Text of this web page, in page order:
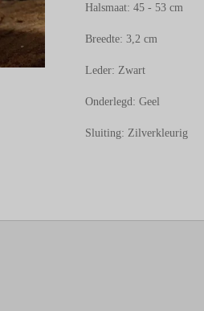
Halsmaat: 45 - 53 cm
Breedte: 3,2 cm
Leder: Zwart
Onderlegd: Geel
Sluiting: Zilverkleurig